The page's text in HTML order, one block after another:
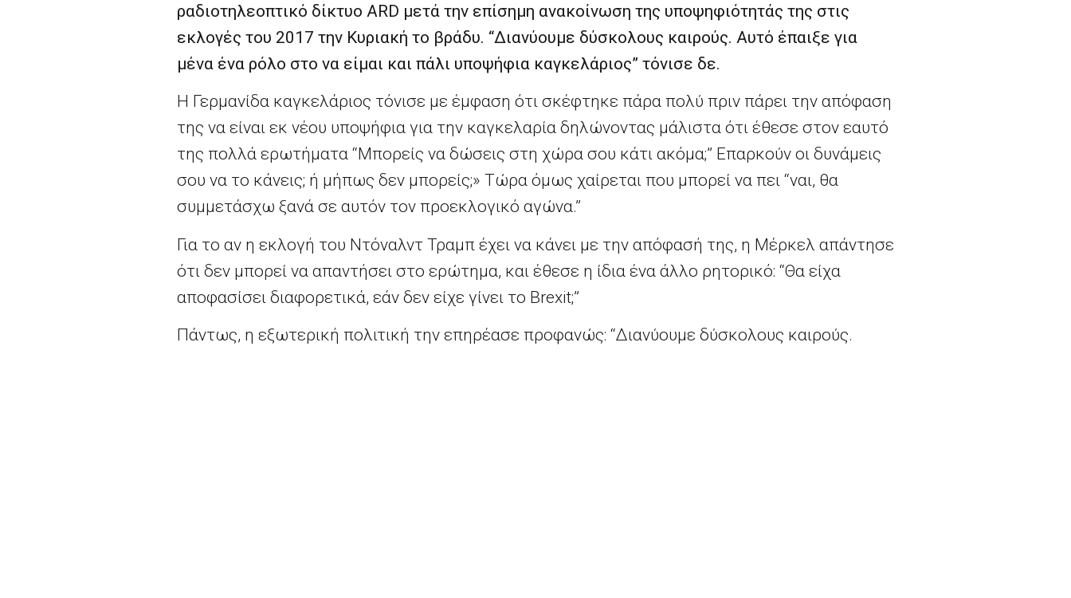
ραδιοτηλεοπτικό δίκτυο ARD μετά την επίσημη ανακοίνωση της υποψηφιότητάς της στις
εκλογές του 2017 την Κυριακή το βράδυ. “Διανύουμε δύσκολους καιρούς. Αυτό έπαιξε για
μένα ένα ρόλο στο να είμαι και πάλι υποψήφια καγκελάριος” τόνισε δε.
Η Γερμανίδα καγκελάριος τόνισε με έμφαση ότι σκέφτηκε πάρα πολύ πριν πάρει την απόφαση
της να είναι εκ νέου υποψήφια για την καγκελαρία δηλώνοντας μάλιστα ότι έθεσε στον εαυτό
της πολλά ερωτήματα “Μπορείς να δώσεις στη χώρα σου κάτι ακόμα;” Επαρκούν οι δυνάμεις
σου να το κάνεις; ή μήπως δεν μπορείς;» Τώρα όμως χαίρεται που μπορεί να πει “ναι, θα
συμμετάσχω ξανά σε αυτόν τον προεκλογικό αγώνα.”
Για το αν η εκλογή του Ντόναλντ Τραμπ έχει να κάνει με την απόφασή της, η Μέρκελ απάντησε
ότι δεν μπορεί να απαντήσει στο ερώτημα, και έθεσε η ίδια ένα άλλο ρητορικό: “Θα είχα
αποφασίσει διαφορετικά, εάν δεν είχε γίνει το Brexit;”
Πάντως, η εξωτερική πολιτική την επηρέασε προφανώς: “Διανύουμε δύσκολους καιρούς.